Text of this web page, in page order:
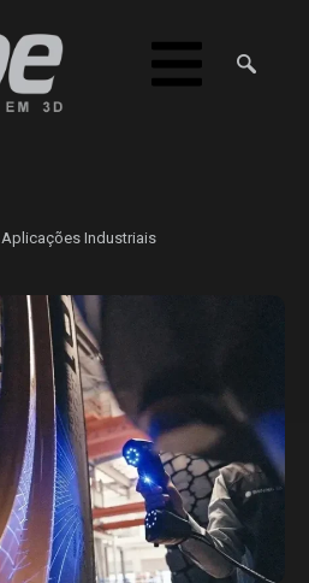
Aplicações Industriais